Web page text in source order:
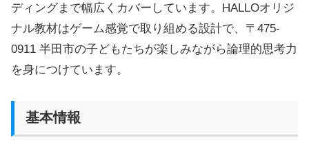
ディングまで幅広くカバーしています。HALLOオリジ
ナル教材はゲーム感覚で取り組める設計で、〒475-
0911 半田市の子どもたちが楽しみながら論理的思考力
を身につけています。
基本情報